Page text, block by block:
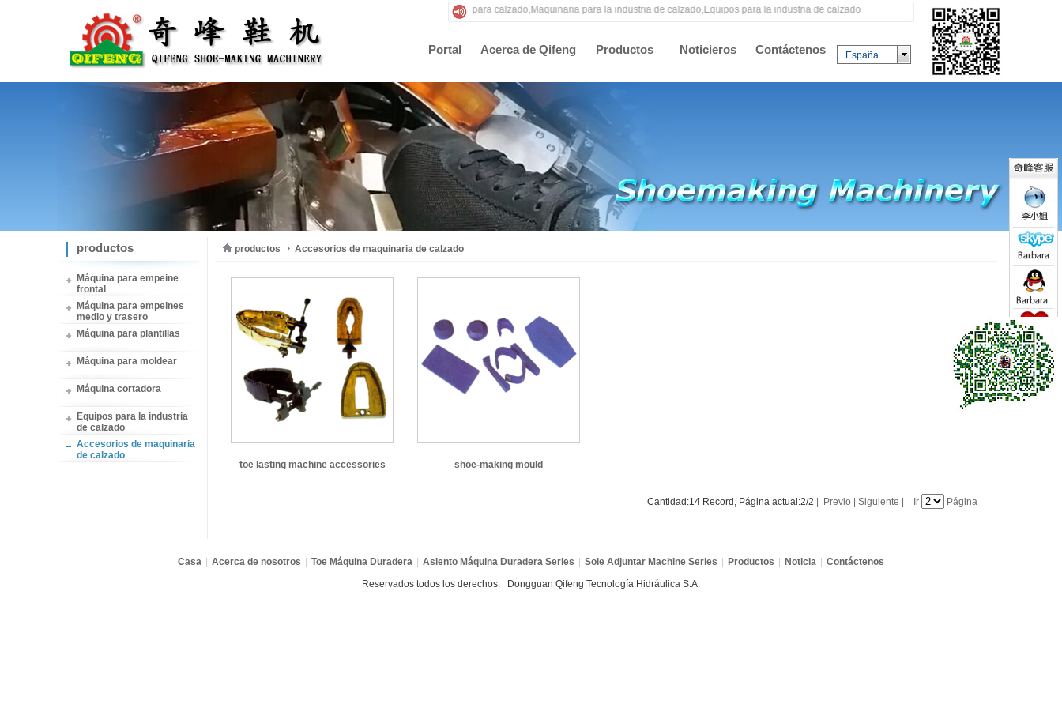
Máquinas para calzado,Maquinaria para la industria de calzado,Equipos para la industria de calzado
Portal Acerca de Qifeng Productos Noticieros Contáctenos España
productos
Máquina para empeine
frontal
Máquina para empeines
medio y trasero
Máquina para plantillas
Máquina para moldear
Máquina cortadora
Equipos para la industria
de calzado
Accesorios de maquinaria
de calzado
productos Accesorios de maquinaria de calzado
toe lasting machine accessories shoe-making mould
Cantidad:14 Record, Página actual:2/2 Previo Siguiente Ir Página
Casa Acerca de nosotros Toe Máquina Duradera Asiento Máquina Duradera Series Sole Adjuntar Machine Series Productos Noticia
Contáctenos
Reservados todos los derechos. Dongguan Qifeng Tecnología Hidráulica S.A.